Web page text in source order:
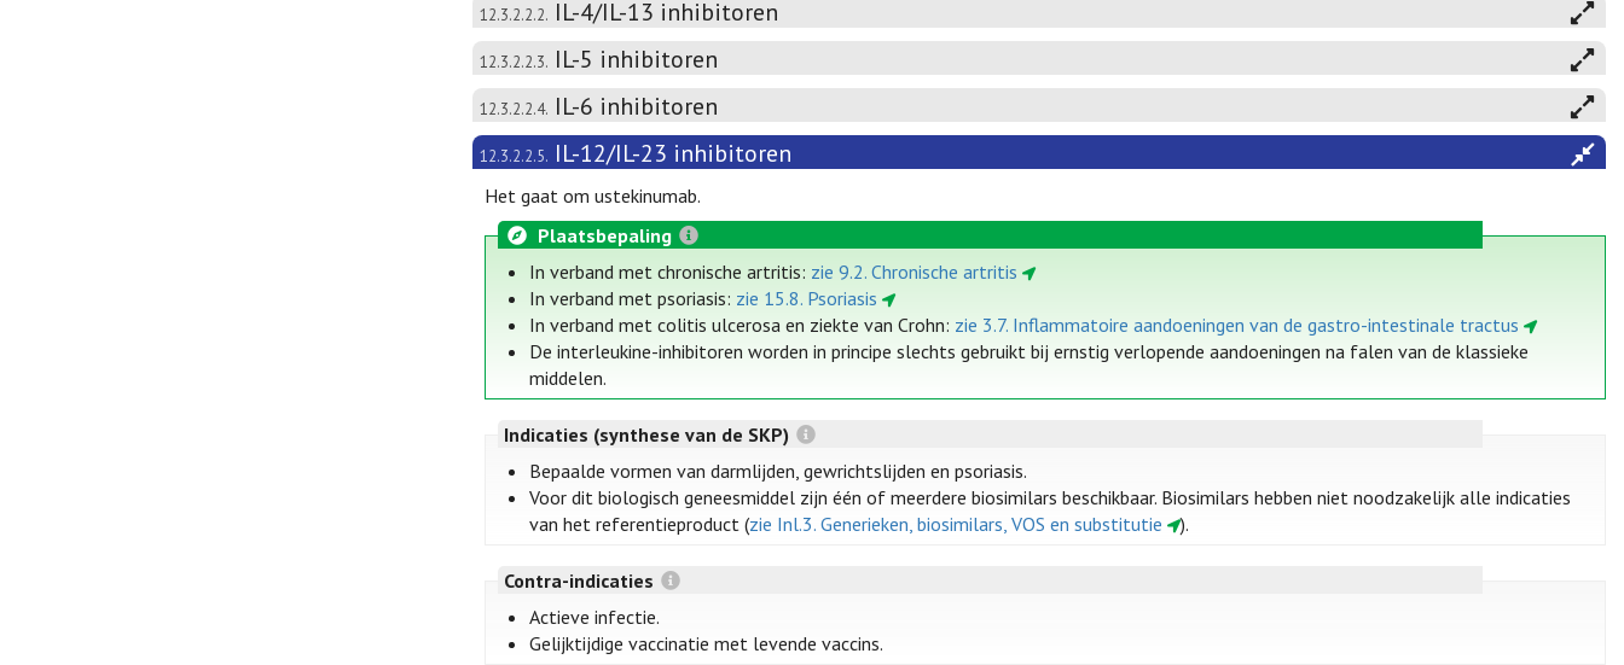
12.3.2.2.2. IL-4/IL-13 inhibitoren
12.3.2.2.3. IL-5 inhibitoren
12.3.2.2.4. IL-6 inhibitoren
12.3.2.2.5. IL-12/IL-23 inhibitoren
Het gaat om ustekinumab.
Plaatsbepaling
In verband met chronische artritis: zie 9.2. Chronische artritis
In verband met psoriasis: zie 15.8. Psoriasis
In verband met colitis ulcerosa en ziekte van Crohn: zie 3.7. Inflammatoire aandoeningen van de gastro-intestinale tractus
De interleukine-inhibitoren worden in principe slechts gebruikt bij ernstig verlopende aandoeningen na falen van de klassieke
middelen.
Indicaties (synthese van de SKP)
Bepaalde vormen van darmlijden, gewrichtslijden en psoriasis.
Voor dit biologisch geneesmiddel zijn één of meerdere biosimilars beschikbaar. Biosimilars hebben niet noodzakelijk alle indicaties
van het referentieproduct (zie Inl.3. Generieken, biosimilars, VOS en substitutie ).
Contra-indicaties
Actieve infectie.
Gelijktijdige vaccinatie met levende vaccins.